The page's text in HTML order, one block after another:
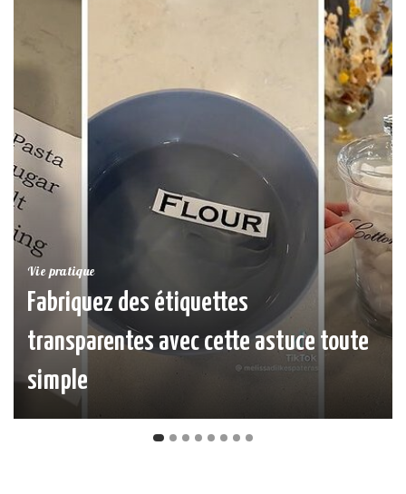
Vie pratique
Fabriquez des étiquettes
transparentes avec cette astuce toute
simple